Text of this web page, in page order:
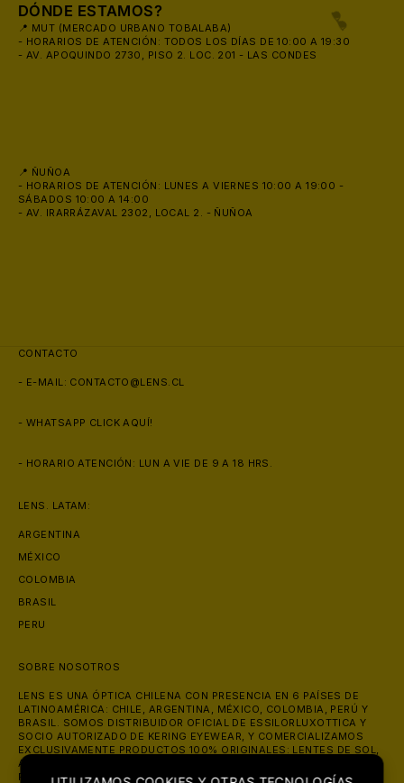
DÓNDE ESTAMOS?
📍 MUT (MERCADO URBANO TOBALABA)
- HORARIOS DE ATENCIÓN: TODOS LOS DÍAS DE 10:00 A 19:30
- AV. APOQUINDO 2730, PISO 2. LOC. 201 - LAS CONDES
📍 ÑUÑOA
- HORARIOS DE ATENCIÓN: LUNES A VIERNES 10:00 A 19:00 -
SÁBADOS 10:00 A 14:00
- AV. IRARRÁZAVAL 2302, LOCAL 2. - ÑUÑOA
CONTACTO
- E-MAIL: CONTACTO@LENS.CL
- WHATSAPP CLICK AQUÍ!
- HORARIO ATENCIÓN: LUN A VIE DE 9 A 18 HRS.
LENS. LATAM:
ARGENTINA
MÉXICO
COLOMBIA
BRASIL
PERU
SOBRE NOSOTROS
LENS ES UNA ÓPTICA CHILENA CON PRESENCIA EN 6 PAÍSES DE
LATINOAMÉRICA: CHILE, ARGENTINA, MÉXICO, COLOMBIA, PERÚ Y
BRASIL. SOMOS DISTRIBUIDOR OFICIAL DE ESSILORLUXOTTICA Y
SOCIO AUTORIZADO DE KERING EYEWEAR, Y COMERCIALIZAMOS
EXCLUSIVAMENTE PRODUCTOS 100% ORIGINALES: LENTES DE SOL,
ANTEOJOS ÓPTICOS Y LENTES DE CONTACTO DE MARCAS COMO
RAY-BAN, OAKLEY, PRADA, GUCCI Y VERSACE. ATENDEMOS ONLINE